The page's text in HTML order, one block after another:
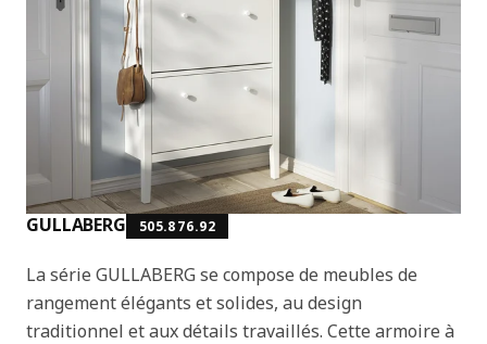
GULLABERG 505.876.92
La série GULLABERG se compose de meubles de
rangement élégants et solides, au design
traditionnel et aux détails travaillés. Cette armoire à